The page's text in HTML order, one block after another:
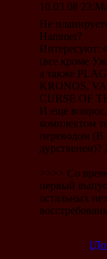
10.03.08
Не
Hammer?
Интересуют:
(все кроме
а также
KRONOS,
CURSE OF
И еще
комплектом
переводом
>>>> Со
первый
остальных